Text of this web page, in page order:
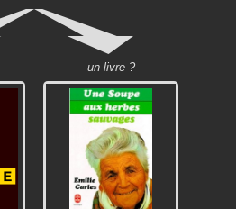
un livre ?